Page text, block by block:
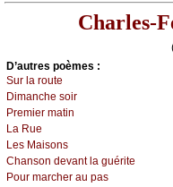
Charles-
D’autrеs pоèmеs :
Sur lа rоutе
Dimаnсhе sоir
Ρrеmiеr mаtin
Lа Ruе
Lеs Μаisоns
Сhаnsоn dеvаnt lа guéritе
Ρоur mаrсhеr аu pаs